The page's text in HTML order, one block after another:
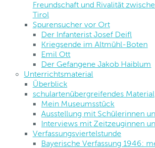
Freundschaft und Rivalität
Tirol
Spurensucher vor Ort
Der Infanterist Josef Deifl
Kriegsende im Altmühl-Boten
Emil Ott
Der Gefangene Jakob Haiblum
Unterrichtsmaterial
Überblick
schulartenübergreifendes Material
Mein Museumsstück
Ausstellung mit Schülerinnen
Interviews mit Zeitzeuginnen
Verfassungsviertelstunde
Bayerische Verfassung 1946: